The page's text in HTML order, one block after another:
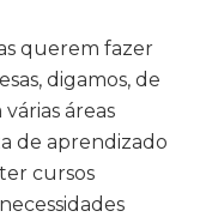
querem fazer
digamos, de
áreas
de aprendizado
cursos